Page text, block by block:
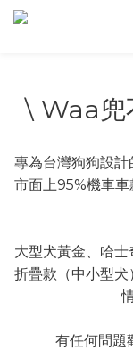
\ Waa兜
專為台灣狗狗設
市面上95%機車
大型犬黃金、哈
折疊款（中小型
有任何問題